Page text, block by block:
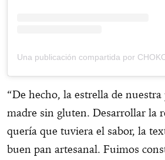
“De hecho, la estrella de
madre sin gluten. Desarrollar la
quería que tuviera el sabor, la
buen pan artesanal. Fuimos